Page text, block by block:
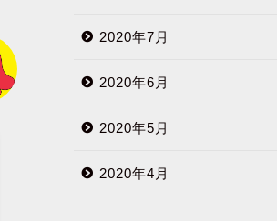
2020年7月
2020年6月
2020年5月
2020年4月